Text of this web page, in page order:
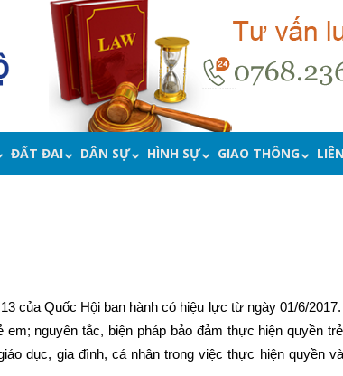
ĐẤT ĐAI DÂN SỰ HÌNH SỰ GIAO THÔNG
của Quốc Hội ban hành có hiệu lực từ ngày 01/6/2017.
nguyên tắc, biện pháp bảo đảm thực hiện quyền
dục, gia đình, cá nhân trong việc thực hiện quyền